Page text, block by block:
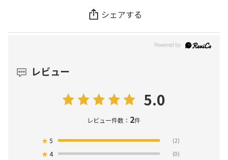
シェアする
レビュー
5.0
レビュー件数： 2件
★5 (2)
★4 (0)